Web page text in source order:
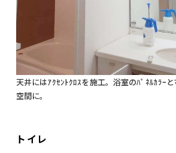
天井にはｱｸｾﾝﾄｸﾛｽを施工。浴室のﾊﾟﾈﾙｶﾗｰ
空間に。
トイレ